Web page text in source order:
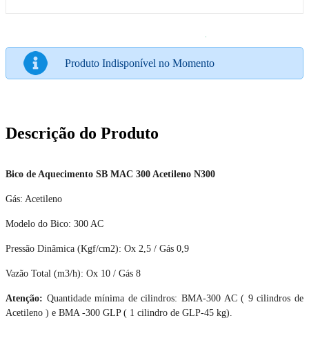
Produto Indisponível no Momento
Descrição do Produto
Bico de Aquecimento SB MAC 300 Acetileno N300
Gás: Acetileno
Modelo do Bico: 300 AC
Pressão Dinâmica (Kgf/cm2): Ox 2,5 / Gás 0,9
Vazão Total (m3/h): Ox 10 / Gás 8
Atenção: Quantidade mínima de cilindros: BMA-300 AC ( 9 cilindros de
Acetileno ) e BMA -300 GLP ( 1 cilindro de GLP-45 kg).